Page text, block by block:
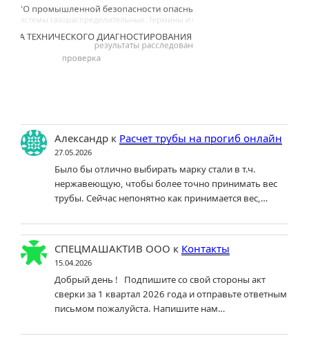
Александрк Расчет трубы на прогиб онлайн
27.05.2026
Было бы отлично выбирать марку стали в т.ч.
нержавеющую, чтобы более точно принимать вес
трубы. Сейчас непонятно как принимается вес,…
СПЕЦМАШАКТИВ ООО к Контакты
15.04.2026
Добрый день ! Подпишите со свой стороны акт
сверки за 1 квартал 2026 года и отправьте ответным
письмом пожалуйста. Напишите нам…